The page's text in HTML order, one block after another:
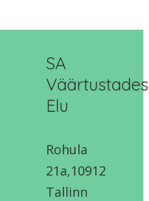
SA
Väärtustades
Elu
Rohula
21a,10912
Tallinn